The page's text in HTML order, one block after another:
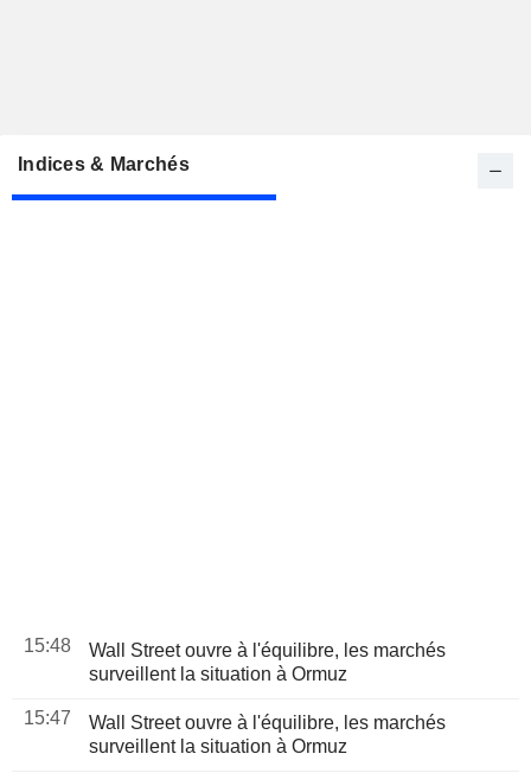
Indices & Marchés
15:48
Wall Street ouvre à l'équilibre, les marchés
surveillent la situation à Ormuz
15:47
Wall Street ouvre à l'équilibre, les marchés
surveillent la situation à Ormuz